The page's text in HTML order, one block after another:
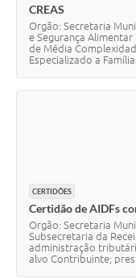
CREAS
Orgão: Secretaria
e Segurança
de Média
Especializado a Famílias
CERTIDÕES
Certidão de AIDFs
Orgão: Secretaria
Subsecretaria da
administração
alvo Contribuinte;